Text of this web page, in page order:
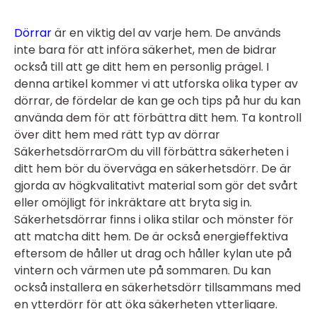
Dörrarär en viktig del av varje hem. De används
inte bara för att införa säkerhet, men de bidrar
också till att ge ditt hem en personlig prägel. I
denna artikel kommer vi att utforska olika typer av
dörrar, de fördelar de kan ge och tips på hur du kan
använda dem för att förbättra ditt hem. Ta kontroll
över ditt hem med rätt typ av dörrar
SäkerhetsdörrarOm du vill förbättra säkerheten i
ditt hem bör du överväga en säkerhetsdörr. De är
gjorda av högkvalitativt material som gör det svårt
eller omöjligt för inkräktare att bryta sig in.
Säkerhetsdörrar finns i olika stilar och mönster för
att matcha ditt hem. De är också energieffektiva
eftersom de håller ut drag och håller kylan ute på
vintern och värmen ute på sommaren. Du kan
också installera en säkerhetsdörr tillsammans med
en ytterdörr för att öka säkerheten ytterligare.